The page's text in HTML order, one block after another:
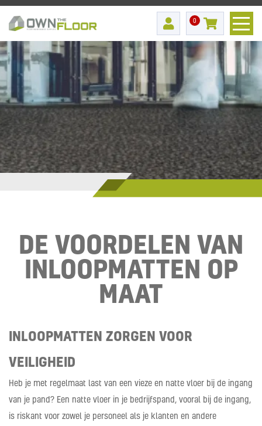
0
DE VOORDELEN VAN
INLOOPMATTEN OP
MAAT
INLOOPMATTEN ZORGEN VOOR
VEILIGHEID
Heb je met regelmaat last van een vieze en natte vloer bij de ingang
van je pand? Een natte vloer in je bedrijfspand, vooral bij de ingang,
is riskant voor zowel je personeel als je klanten en andere